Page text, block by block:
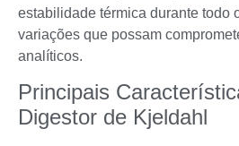
estabilidade térmica durante todo
variações que possam
analíticos.
Principais
Digestor de Kjeldahl